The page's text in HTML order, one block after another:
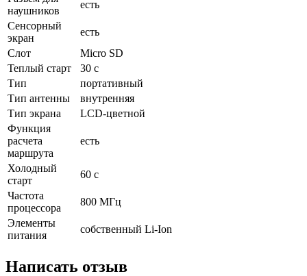
наушников
есть
Сенсорный
экран
есть
Слот
Micro SD
Теплый старт
30 с
Тип
портативный
Тип антенны
внутренняя
Тип экрана
LCD-цветной
Функция
расчета
маршрута
есть
Холодный
старт
60 с
Частота
процессора
800 МГц
Элементы
питания
собственный Li-Ion
Написать отзыв